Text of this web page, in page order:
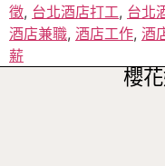
徵, 台北酒店打工, 台北
酒店兼職, 酒店工作, 酒
薪
櫻